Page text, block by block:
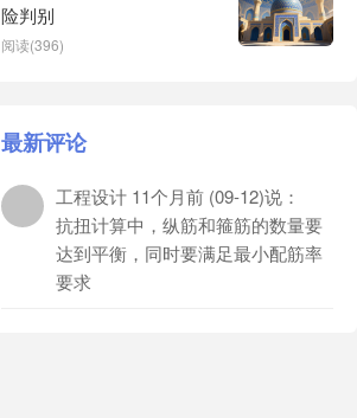
险判别
阅读(396)
最新评论
工程设计 11个月前 (09-12)说：
抗扭计算中，纵筋和箍筋的数量要
达到平衡，同时要满足最小配筋率
要求